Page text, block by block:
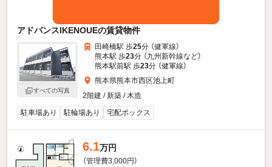
アドバンスIKENOUEの賃貸物件
すべての写真
田崎橋駅 歩25分 （健軍線）
熊本駅 歩23分 （九州新幹線など）
熊本駅前駅 歩23分 （健軍線）
熊本県熊本市西区池上町
2階建 / 新築 / 木造
駐車場あり
駐輪場あり 宅配ボックス
6.1万円
（管理費3,000円）